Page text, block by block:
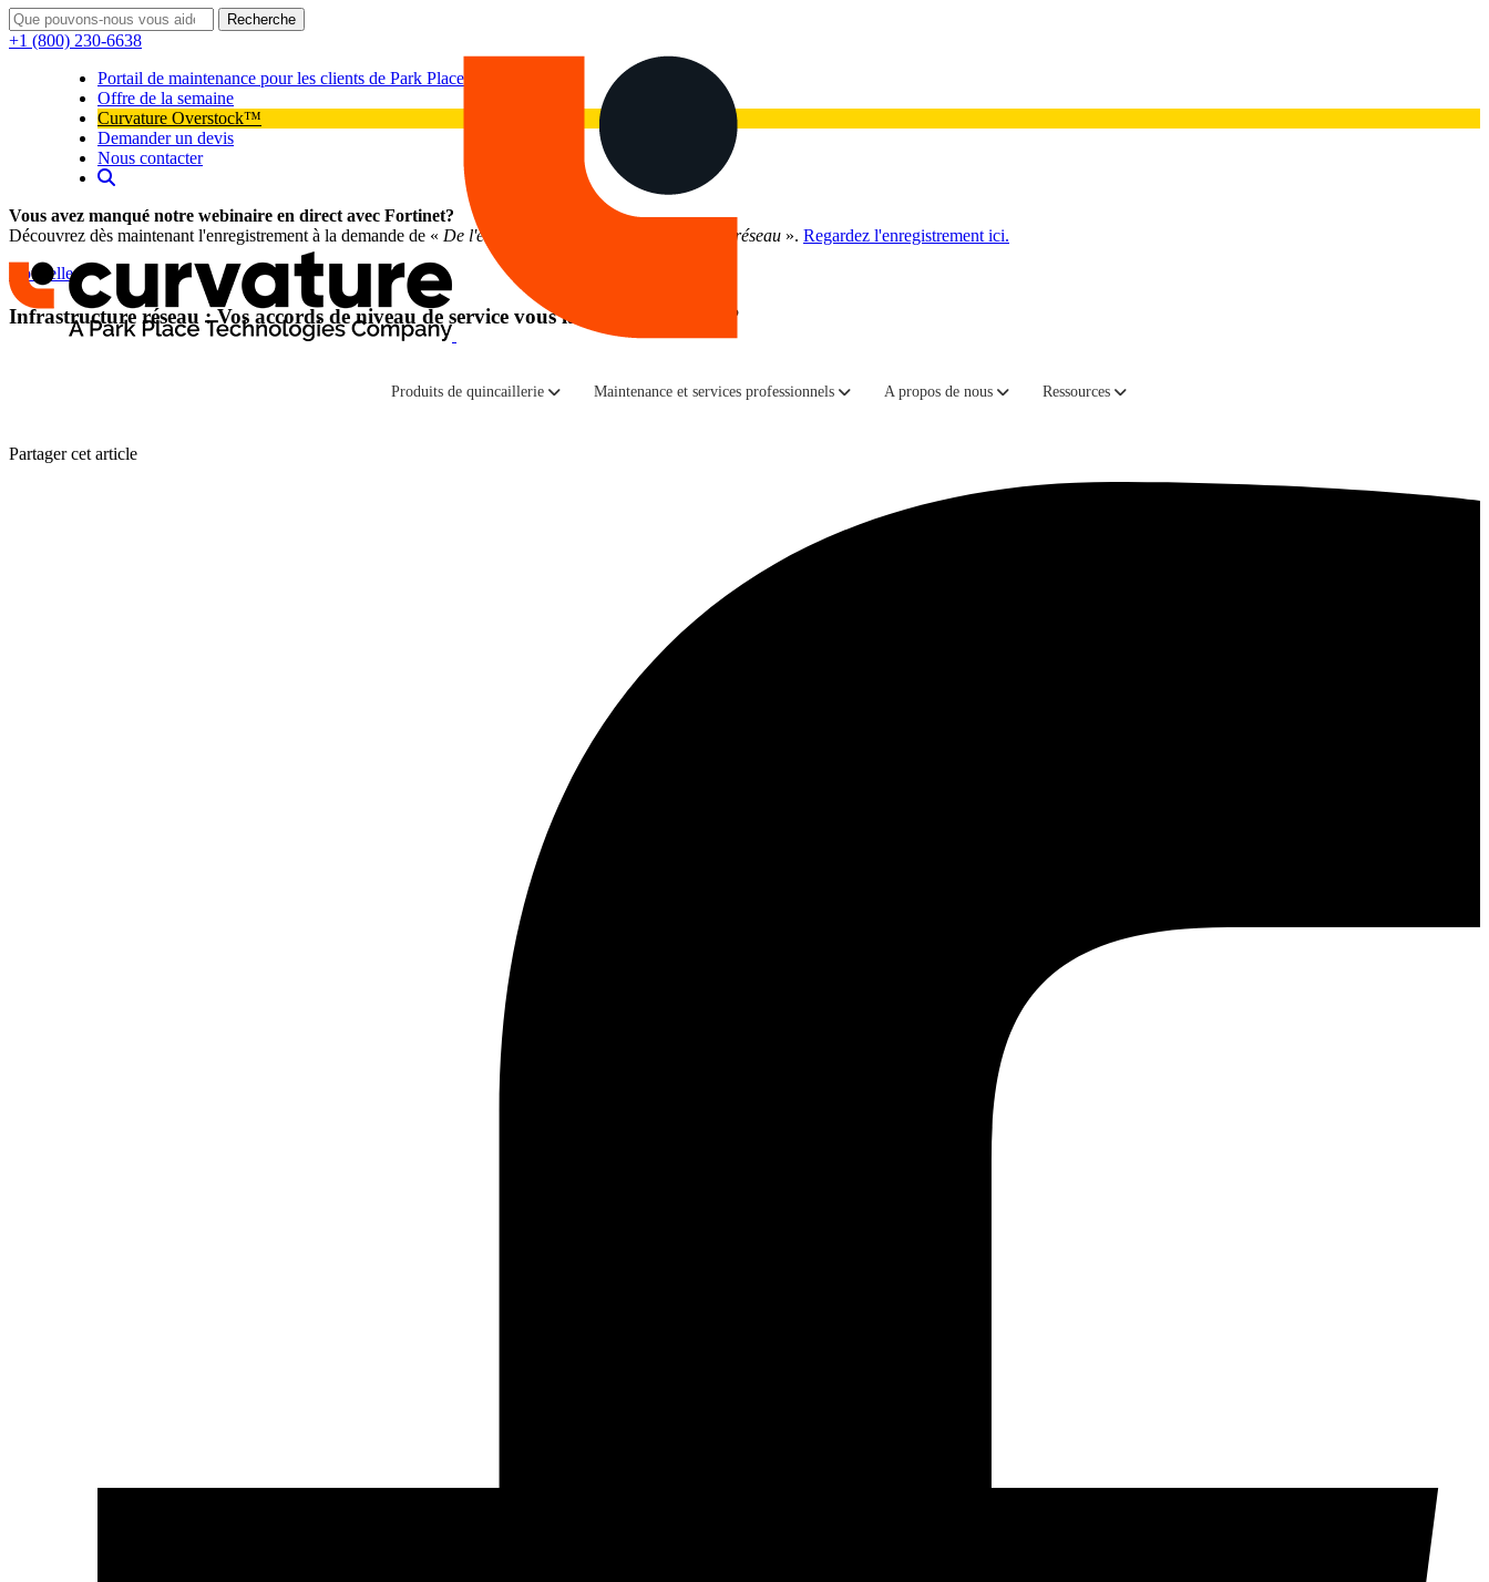
Recherche
+1 (800) 230-6638
Portail de maintenance pour les clients de Park Place
Offre de la semaine
Curvature Overstock™
Demander un devis
Nous contacter
Produits de quincaillerie Maintenance et services professionnels A propos de nous Ressources
Vous avez manqué notre webinaire en direct avec Fortinet?
Découvrez dès maintenant l'enregistrement à la demande de « De l'engouement pour l'IA à la réalité du réseau ». Regardez l'enregistrement ici.
Nouvelles
Infrastructure réseau : Vos accords de niveau de service vous laissent-ils tomber ?
Partager cet article